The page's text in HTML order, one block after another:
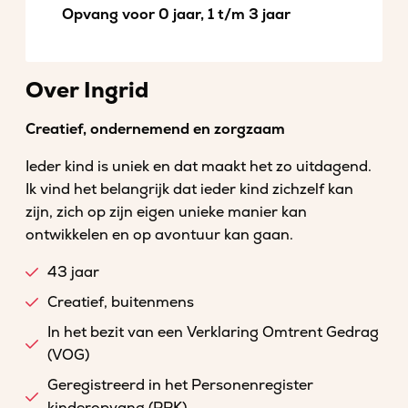
Opvang voor 0 jaar, 1 t/m 3 jaar
Over Ingrid
Creatief, ondernemend en zorgzaam
Ieder kind is uniek en dat maakt het zo uitdagend.
Ik vind het belangrijk dat ieder kind zichzelf kan
zijn, zich op zijn eigen unieke manier kan
ontwikkelen en op avontuur kan gaan.
43 jaar
Creatief, buitenmens
In het bezit van een Verklaring Omtrent Gedrag
(VOG)
Geregistreerd in het Personenregister